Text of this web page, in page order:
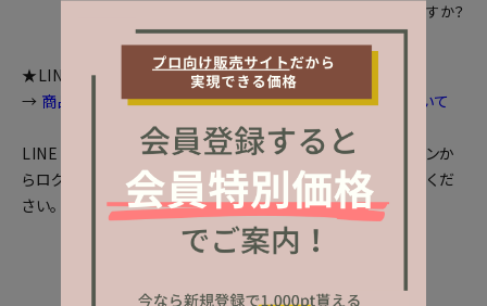
パスワードをお忘れですか？
★LINEログインをご利用のお客様へお知らせ
→ 商品画面等で個数選択等が出来ない場合の対処法について
LINEとの会員連携がお済みの方は、「LINEでログイン」ボタンか
らログインしてください。まだの方は、 LINEと会員連携
をしてくだ
さい。